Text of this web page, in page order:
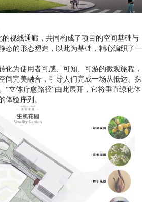
的视线通廊，共同构成了项目的空间基础与
态的形态塑造，以此为基础，精心编织了一
化为使用者可感、可知、可游的微观旅程，
间完美融合，引导人们完成一场从抵达、探
“立体疗愈路径”由此展开，它将垂直绿化体
体验序列。